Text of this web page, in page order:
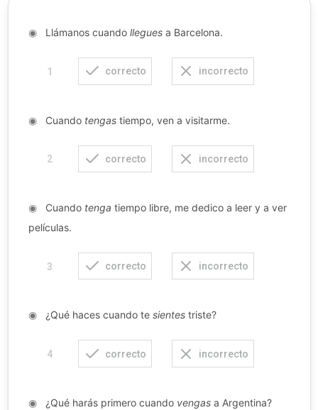
◉Llámanos cuando lleguesa Barcelona.
1 correcto incorrecto
◉Cuando tengastiempo, ven a visitarme.
2 correcto incorrecto
◉Cuando tenga tiempo libre, me dedico a leer y a ver
películas.
3 correcto incorrecto
◉¿Qué haces cuando te sientestriste?
4 correcto incorrecto
◉¿Qué harás primero cuando vengasa Argentina?